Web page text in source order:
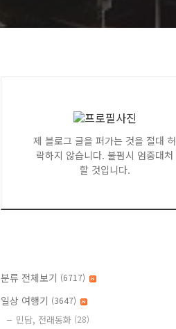
제 블로그 글을 퍼가는 것을 절대 허
락하지 않습니다. 불펌시 엄중대처
할 것입니다.
분류 전체보기 (6717)
일상 여행기 (3647)
민담, 전래동화 (28)